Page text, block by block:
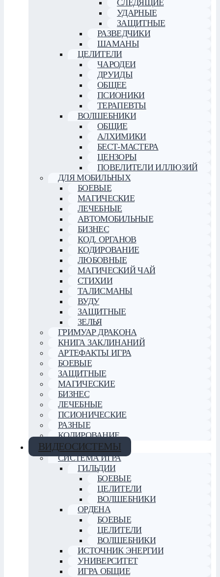
СЛЕДЯЩИЕ
УДАРНЫЕ
ЗАЩИТНЫЕ
РАЗВЕДЧИКИ
ШАМАНЫ
ЦЕЛИТЕЛИ
ЧАРОДЕИ
ДРУИДЫ
ОБЩЕЕ
ПСИОНИКИ
ТЕРАПЕВТЫ
ВОЛШЕБНИКИ
ОБЩИЕ
АЛХИМИКИ
БЕСТ-МАСТЕРА
ЦЕНЗОРЫ
ПОВЕЛИТЕЛИ ИЛЛЮЗИЙ
ДЛЯ МОБИЛЬНЫХ
БОЕВЫЕ
МАГИЧЕСКИЕ
ЛЕЧЕБНЫЕ
АВТОМОБИЛЬНЫЕ
БИЗНЕС
КОД. ОРГАНОВ
КОДИРОВАНИЕ
ЛЮБОВНЫЕ
МАГИЧЕСКИЙ ЧАЙ
СТИХИИ
ТАЛИСМАНЫ
ВУДУ
ЗАЩИТНЫЕ
ЗЕЛЬЯ
ГРИМУАР ДРАКОНА
КНИГА ЗАКЛИНАНИЙ
АРТЕФАКТЫ ИГРА
БОЕВЫЕ
ЗАЩИТНЫЕ
МАГИЧЕСКИЕ
БИЗНЕС
ЛЕЧЕБНЫЕ
ПСИОНИЧЕСКИЕ
РАЗНЫЕ
КОДИРОВАНИЕ
ВИДЕОСИСТЕМЫ
СИСТЕМА ИГРА
ГИЛЬДИИ
БОЕВЫЕ
ЦЕЛИТЕЛИ
ВОЛШЕБНИКИ
ОРДЕНА
БОЕВЫЕ
ЦЕЛИТЕЛИ
ВОЛШЕБНИКИ
ИСТОЧНИК ЭНЕРГИИ
УНИВЕРСИТЕТ
ИГРА ОБЩИЕ